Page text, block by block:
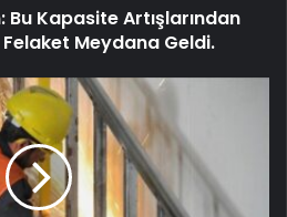
Bu Kapasite Artışlarından
Meydana Geldi.